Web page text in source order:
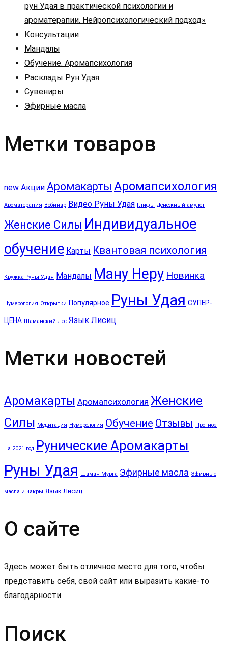
рун Удая в практической психологии и
ароматерапии. Нейропсихологический подход»
Консультации
Мандалы
Обучение. Аромапсихология
Расклады Рун Удая
Сувениры
Эфирные масла
Метки товаров
new Акции Аромакарты Аромапсихология
Ароматерапия Вебинар Видео Руны Удая Глифы Денежный амулет
Женские Силы Индивидуальное
обучение Карты Квантовая психология
Кружка Руны Удая Мандалы Ману Неру Новинка
Нумерология Открытки Популярное Руны Удая СУПЕР-
ЦЕНА Шаманский Лес Язык Лисиц
Метки новостей
Аромакарты Аромапсихология Женские
Силы Медитация Нумерология Обучение Отзывы Прогноз
на 2021 год Рунические Аромакарты
Руны Удая Шаман Мурга Эфирные масла Эфирные
масла и чакры Язык Лисиц
О сайте
Здесь может быть отличное место для того, чтобы
представить себя, свой сайт или выразить какие-то
благодарности.
Поиск